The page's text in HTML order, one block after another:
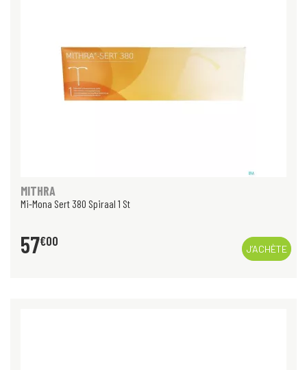
MITHRA
Mi-Mona Sert 380 Spiraal 1 St
57€00
J’ACHÈTE